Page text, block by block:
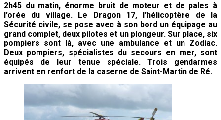
2h45 du matin, énorme bruit de moteur et de pales à
l’orée du village. Le Dragon 17, l’hélicoptère de la
Sécurité civile, se pose avec à son bord un équipage au
grand complet, deux pilotes et un plongeur. Sur place, six
pompiers sont là, avec une ambulance et un Zodiac.
Deux pompiers, spécialistes du secours en mer, sont
équipés de leur tenue spéciale. Trois gendarmes
arrivent en renfort de la caserne de Saint-Martin de Ré.